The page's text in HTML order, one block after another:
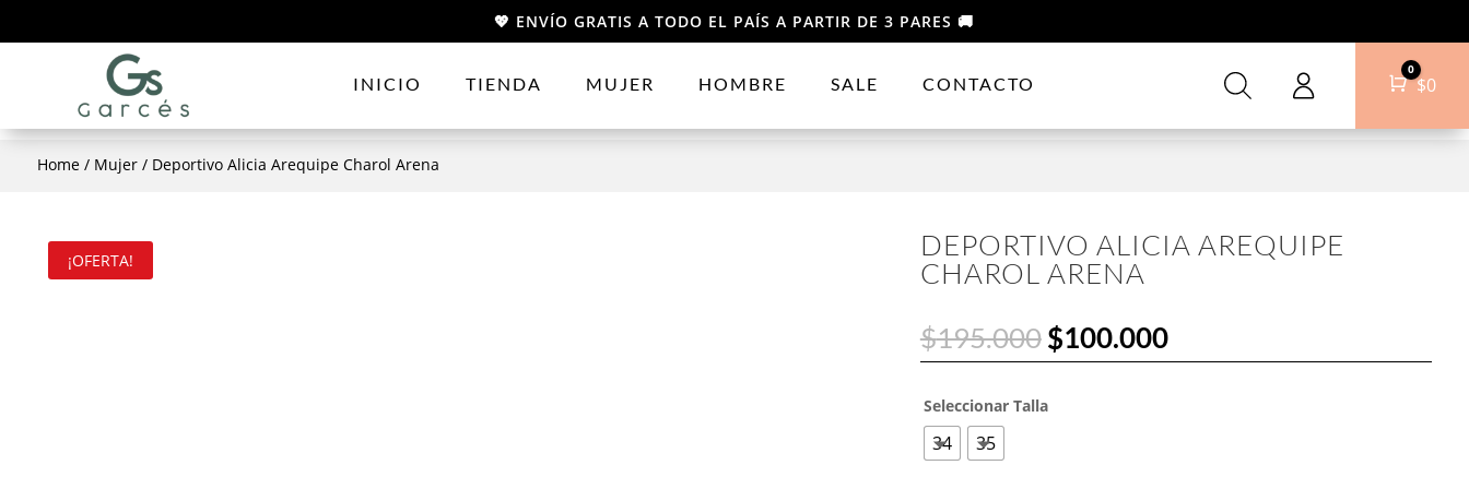
💖 ENVÍO GRATIS A TODO EL PAÍS A PARTIR DE 3 PARES 🚚
INICIO TIENDA MUJER HOMBRE SALE CONTACTO Carro
0
$0
Home/ Mujer/ Deportivo Alicia Arequipe Charol Arena
¡OFERTA!
DEPORTIVO ALICIA AREQUIPE
CHAROL ARENA
$195.000Original
price
$195.000.
$100.000Current
price
Seleccionar Talla
34 35